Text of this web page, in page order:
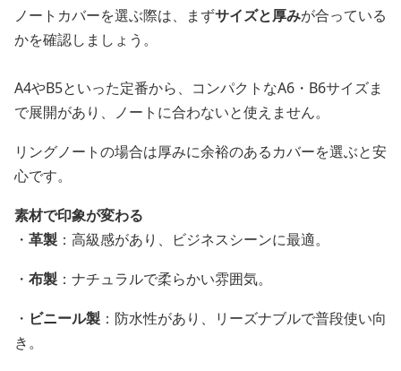
ノートカバーを選ぶ際は、まずサイズと厚みが合っている
かを確認しましょう。
A4やB5といった定番から、コンパクトなA6・B6サイズま
で展開があり、ノートに合わないと使えません。
リングノートの場合は厚みに余裕のあるカバーを選ぶと安
心です。
素材で印象が変わる
・ 革製 ：高級感があり、ビジネスシーンに最適。
・ 布製 ：ナチュラルで柔らかい雰囲気。
・ ビニール製 ：防水性があり、リーズナブルで普段使い向
き。